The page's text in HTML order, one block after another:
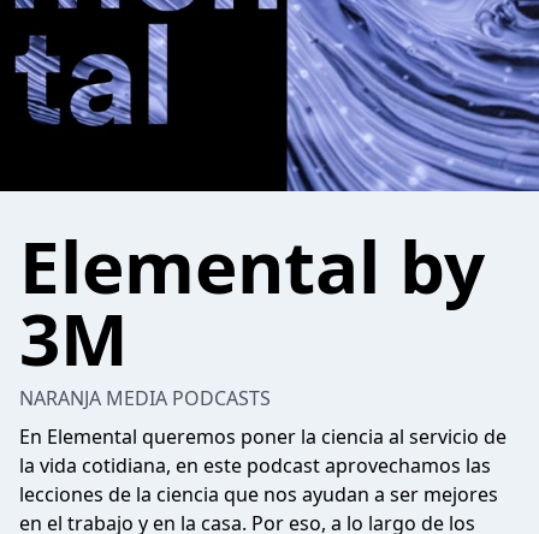
Elemental by
3M
NARANJA MEDIA PODCASTS
En Elemental queremos poner la ciencia al servicio de
la vida cotidiana, en este podcast aprovechamos las
lecciones de la ciencia que nos ayudan a ser mejores
en el trabajo y en la casa. Por eso, a lo largo de los